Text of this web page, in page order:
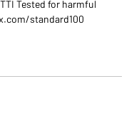
Tested for harmful
standard100